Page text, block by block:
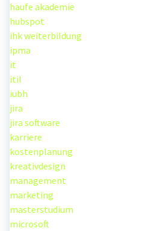
haufe akademie
hubspot
ihk weiterbildung
ipma
it
itil
iubh
jira
jira software
karriere
kostenplanung
kreativdesign
management
marketing
masterstudium
microsoft